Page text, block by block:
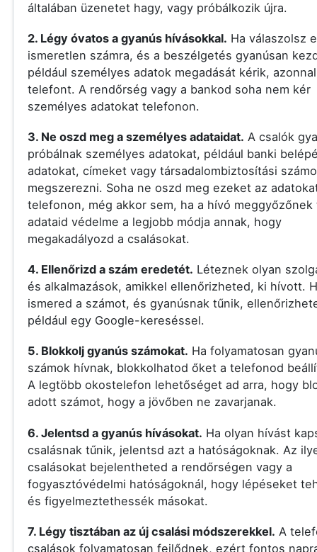
általában üzenetet hagy, vagy próbálkozik újra.
2. Légy óvatos a gyanús hívásokkal. Ha válaszolsz
ismeretlen számra, és a beszélgetés gyanúsan
például személyes adatok megadását kérik,
telefont. A rendőrség vagy a bankod soha nem kér
személyes adatokat telefonon.
3. Ne oszd meg a személyes adataidat. A csalók
próbálnak személyes adatokat, például banki
adatokat, címeket vagy társadalombiztosítási
megszerezni. Soha ne oszd meg ezeket az
telefonon, még akkor sem, ha a hívó meggyőzőnek
adataid védelme a legjobb módja annak, hogy
megakadályozd a csalásokat.
4. Ellenőrizd a szám eredetét. Léteznek olyan
és alkalmazások, amikkel ellenőrizheted, ki hívott.
ismered a számot, és gyanúsnak tűnik,
például egy Google-kereséssel.
5. Blokkolj gyanús számokat. Ha folyamatosan
számok hívnak, blokkolhatod őket a telefonod
A legtöbb okostelefon lehetőséget ad arra, hogy
adott számot, hogy a jövőben ne zavarjanak.
6. Jelentsd a gyanús hívásokat. Ha olyan hívást
csalásnak tűnik, jelentsd azt a hatóságoknak. Az
csalásokat bejelentheted a rendőrségen vagy a
fogyasztóvédelmi hatóságoknál, hogy lépéseket
és figyelmeztethessék másokat.
7. Légy tisztában az új csalási módszerekkel. A
csalások folyamatosan fejlődnek, ezért fontos